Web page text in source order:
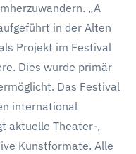
„A
in der Alten
Projekt im Festival
Dies wurde primär
Das Festival
international
aktuelle Theater-,
Kunstformate. Alle